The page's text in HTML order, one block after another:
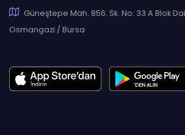
Güneştepe Mah. 856. Sk. No: 33 A Blok
Osmangazi / Bursa